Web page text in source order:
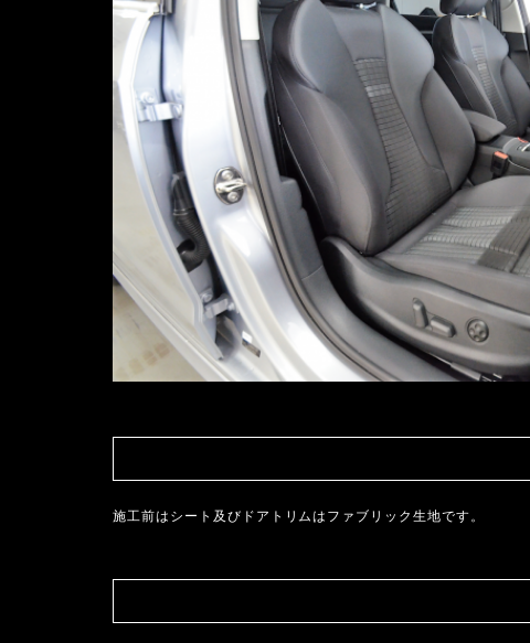
施工前はシート及びドアトリムはファブリック生地です。